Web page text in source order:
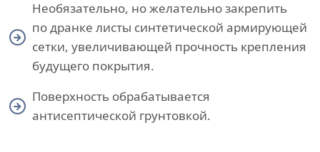
Необязательно, но желательно закрепить
по дранке листы синтетической армирующей
сетки, увеличивающей прочность крепления
будущего покрытия.
Поверхность обрабатывается
антисептической грунтовкой.